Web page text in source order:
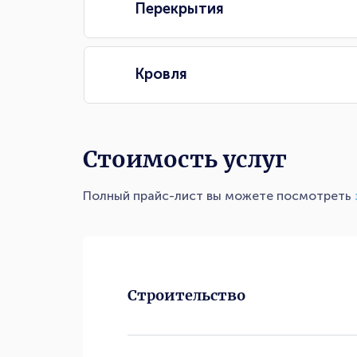
Перекрытия
Кровля
Стоимость услуг
Полный прайс-лист вы можете посмотреть
Строительство